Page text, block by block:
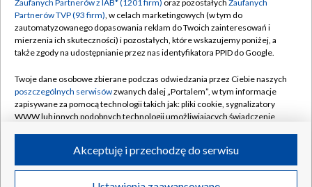
Centrum informacji TVP
Naziemna Telewizja Cyfrowa
Rada Programowa
System NOS
Informacje o nadawcy
Program dla prasy
Polityka prywatności
Moje zgody
Pomoc
Kontakt
Kanały
©2026 Telewizja Polska S.A. w likwidacji
Zaufanych Partnerów z IAB* (1201 firm) oraz pozostałych Zaufanych
Partnerów TVP (93 firm), w celach marketingowych (w tym do
zautomatyzowanego dopasowania reklam do Twoich zainteresowań i
mierzenia ich skuteczności) i pozostałych, które wskazujemy poniżej, a
także zgody na udostępnianie przez nas identyfikatora PPID do Google.
Twoje dane osobowe zbierane podczas odwiedzania przez Ciebie naszych
poszczególnych serwisówzwanych dalej „Portalem”, w tym informacje
zapisywane za pomocą technologii takich jak: pliki cookie, sygnalizatory
WWW lub innych podobnych technologii umożliwiających świadczenie
ruchu w Internecie.
Twoje dane osobowe zbierane podczas odwiedzania przez Ciebie
Akceptuję i przechodzę do serwisu